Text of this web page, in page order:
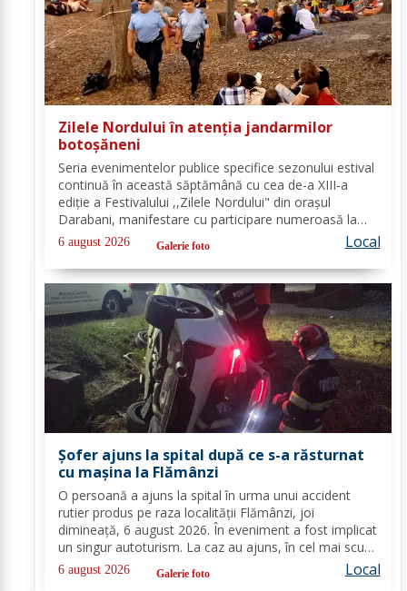
Zilele Nordului în atenția jandarmilor
botoșăneni
Seria evenimentelor publice specifice sezonului estival
continuă în această săptămână cu cea de-a XIII-a
ediție a Festivalului ,,Zilele Nordului" din orașul
Darabani, manifestare cu participare numeroasă la
care Inspectoratul de Jandarmi Județean Botoșani, în
cooperare cu partenerii instituționali,...
6 august 2026 Galerie foto Local
Șofer ajuns la spital după ce s-a răsturnat
cu mașina la Flămânzi
O persoană a ajuns la spital în urma unui accident
rutier produs pe raza localității Flămânzi, joi
dimineață, 6 august 2026. În eveniment a fost implicat
un singur autoturism. La caz au ajuns, în cel mai scurt
timp, pompierii din cadrul Punctului de Lucru Flămânzi,
cu o autospecială de stingere și...
6 august 2026 Galerie foto Local